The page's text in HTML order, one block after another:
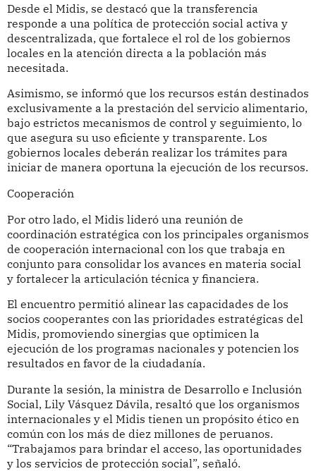
Desde el Midis, se destacó que la transferencia
responde a una política de protección social activa y
descentralizada, que fortalece el rol de los gobiernos
locales en la atención directa a la población más
necesitada.
Asimismo, se informó que los recursos están destinados
exclusivamente a la prestación del servicio alimentario,
bajo estrictos mecanismos de control y seguimiento, lo
que asegura su uso eficiente y transparente. Los
gobiernos locales deberán realizar los trámites para
iniciar de manera oportuna la ejecución de los recursos.
Cooperación
Por otro lado, el Midis lideró una reunión de
coordinación estratégica con los principales organismos
de cooperación internacional con los que trabaja en
conjunto para consolidar los avances en materia social
y fortalecer la articulación técnica y financiera.
El encuentro permitió alinear las capacidades de los
socios cooperantes con las prioridades estratégicas del
Midis, promoviendo sinergias que optimicen la
ejecución de los programas nacionales y potencien los
resultados en favor de la ciudadanía.
Durante la sesión, la ministra de Desarrollo e Inclusión
Social, Lily Vásquez Dávila, resaltó que los organismos
internacionales y el Midis tienen un propósito ético en
común con los más de diez millones de peruanos.
“Trabajamos para brindar el acceso, las oportunidades
y los servicios de protección social”, señaló.